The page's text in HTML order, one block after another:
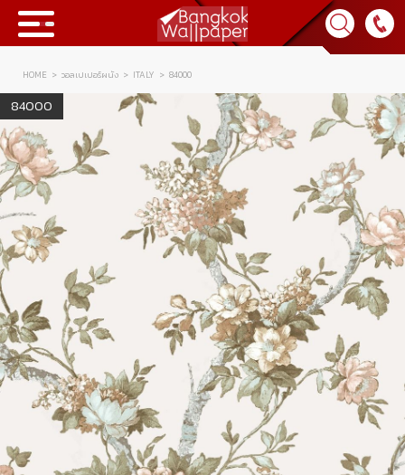
Collection
BWP
Product
Tips & Tricks
Tips & Tricks
News & Activity
Contact Us
About Us
Achievement
Contact Us
เข้าสู่ระบบ
Wish List
HOME วอลเปเปอร์ผนัง ITALY 84000
84000